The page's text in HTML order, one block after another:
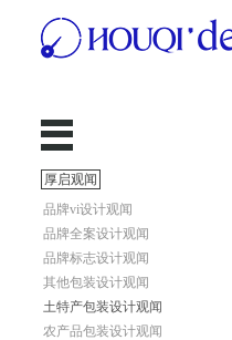
厚启观闻
品牌vi设计观闻
品牌全案设计观闻
品牌标志设计观闻
其他包装设计观闻
土特产包装设计观闻
农产品包装设计观闻